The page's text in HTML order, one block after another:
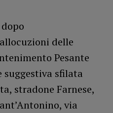
delle
Pesante
sfilata
stradone Farnese,
via